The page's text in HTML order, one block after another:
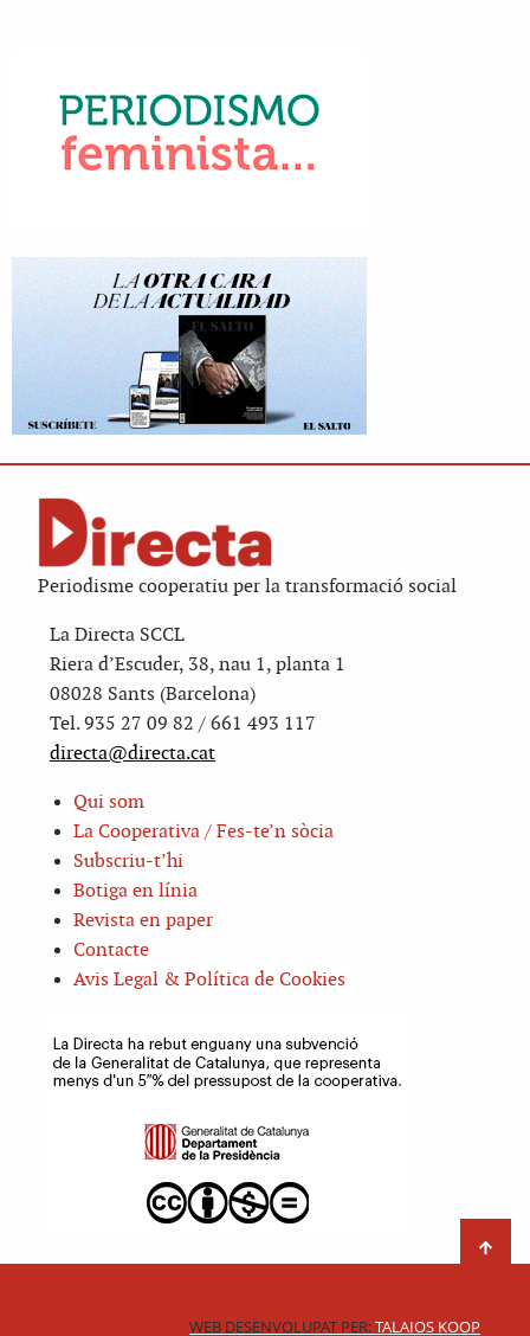
Periodisme cooperatiu per la transformació social
La Directa SCCL
Riera d’Escuder, 38, nau 1, planta 1
08028 Sants (Barcelona)
Tel. 935 27 09 82 / 661 493 117
directa@directa.cat
Qui som
La Cooperativa / Fes-te’n sòcia
Subscriu-t’hi
Botiga en línia
Revista en paper
Contacte
Avis Legal & Política de Cookies
WEB DESENVOLUPAT PER:TALAIOS KOOP